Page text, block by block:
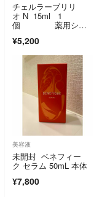
チェルラーブリリ
オ N 15ml 1
個 薬用シワ
¥5,200
美容液
未開封 ベネフィー
ク セラム 50mL 本体
¥7,800